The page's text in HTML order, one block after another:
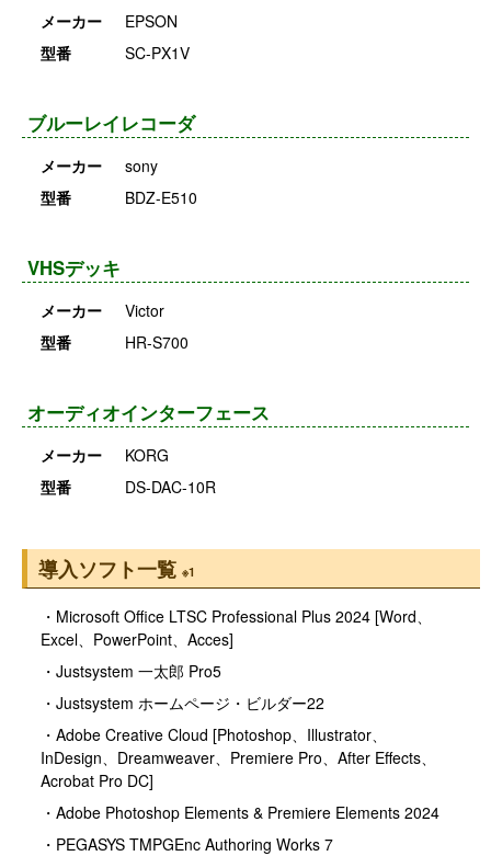
メーカー
EPSON
型番
SC-PX1V
ブルーレイレコーダ
メーカー
sony
型番
BDZ-E510
VHSデッキ
メーカー
Victor
型番
HR-S700
オーディオインターフェース
メーカー
KORG
型番
DS-DAC-10R
導入ソフト一覧 ※1
・Microsoft Office LTSC Professional Plus 2024 [Word、
Excel、PowerPoint、Acces]
・Justsystem 一太郎 Pro5
・Justsystem ホームページ・ビルダー22
・Adobe Creative Cloud [Photoshop、Illustrator、
InDesign、Dreamweaver、Premiere Pro、After Effects、
Acrobat Pro DC]
・Adobe Photoshop Elements & Premiere Elements 2024
・PEGASYS TMPGEnc Authoring Works 7